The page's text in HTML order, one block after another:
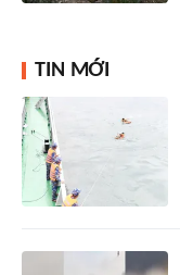
TIN MỚI